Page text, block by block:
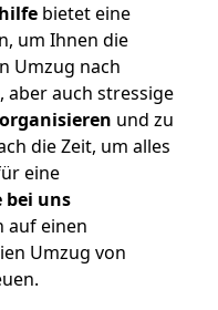
bietet eine
um Ihnen die
Umzug nach
aber auch stressige
organisieren und zu
die Zeit, um alles
eine
bei uns
auf einen
Umzug von